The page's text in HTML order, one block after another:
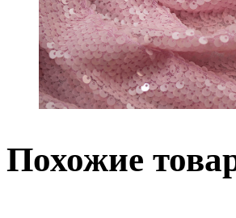
Похожие